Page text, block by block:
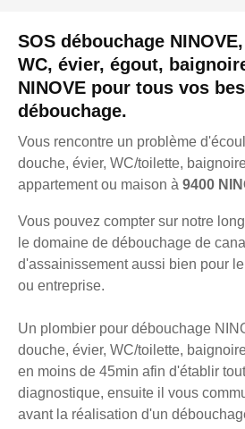
SOS débouchage
WC, évier, égout,
NINOVE pour tous vos
débouchage.
Vous rencontre un problème
douche, évier, WC/toilette,
appartement ou maison à 9400
Vous pouvez compter sur notre
le domaine de débouchage de
d'assainissement aussi bien pour
ou entreprise.
Un plombier pour débouchage
douche, évier, WC/toilette,
en moins de 45min afin d'établir
diagnostique, ensuite il vous
avant la réalisation d'un